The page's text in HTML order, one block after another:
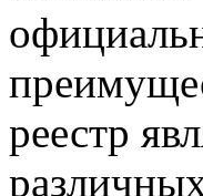
реестр